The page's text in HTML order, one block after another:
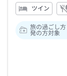
ツイン
旅の過ごし
発の方対象